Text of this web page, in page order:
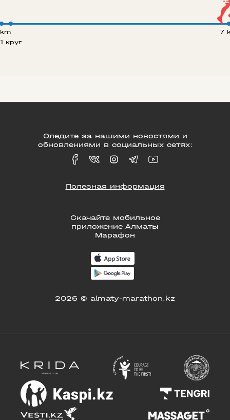
1 круг
7
Скачайте мобильное
приложение Алматы
Марафон
2026 © almaty-marathon.kz
Следите за нашими новостями и
обновлениями в социальных сетях:
Полезная информация